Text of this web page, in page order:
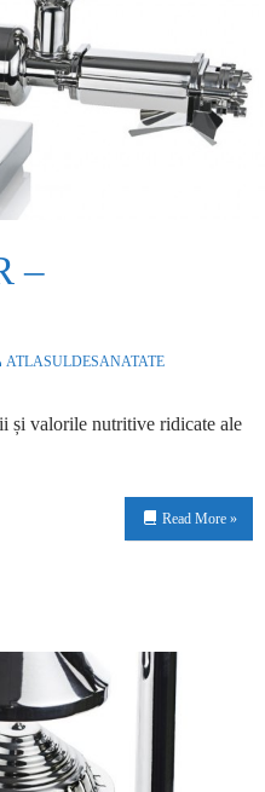
–
ATLASULDESANATATE
și valorile nutritive ridicate ale
Read More »